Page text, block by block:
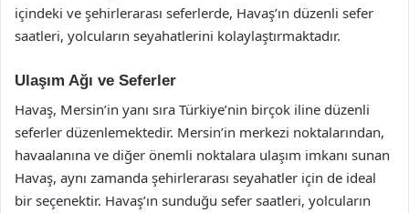
içindeki ve şehirlerarası seferlerde, Havaş’ın düzenli sefer
saatleri, yolcuların seyahatlerini kolaylaştırmaktadır.
Ulaşım Ağı ve Seferler
Havaş, Mersin’in yanı sıra Türkiye’nin birçok iline düzenli
seferler düzenlemektedir. Mersin’in merkezi noktalarından,
havaalanına ve diğer önemli noktalara ulaşım imkanı sunan
Havaş, aynı zamanda şehirlerarası seyahatler için de ideal
bir seçenektir. Havaş’ın sunduğu sefer saatleri, yolcuların